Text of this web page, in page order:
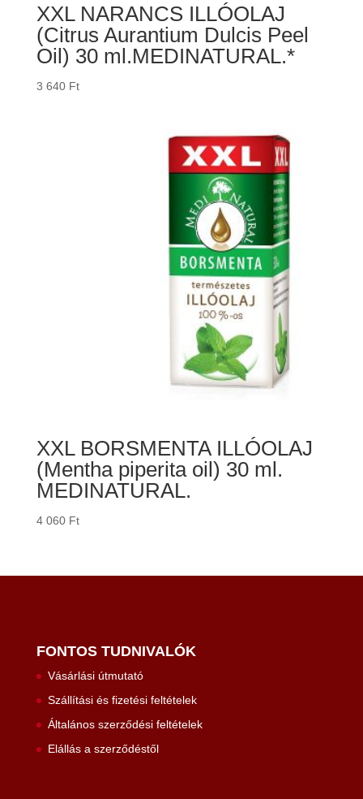
XXL NARANCS ILLÓOLAJ
(Citrus Aurantium Dulcis Peel
Oil) 30 ml.MEDINATURAL.*
3 640 Ft
XXL BORSMENTA ILLÓOLAJ
(Mentha piperita oil) 30 ml.
MEDINATURAL.
4 060 Ft
FONTOS TUDNIVALÓK
Vásárlási útmutató
Szállítási és fizetési feltételek
Általános szerződési feltételek
Elállás a szerződéstől